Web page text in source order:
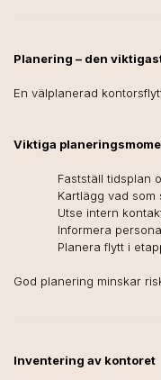
Planering – den
En välplanerad
Viktiga
Fastställ tidsplan
Kartlägg vad som
Utse intern
Informera
Planera flytt i
God planering minskar
Inventering av kontoret